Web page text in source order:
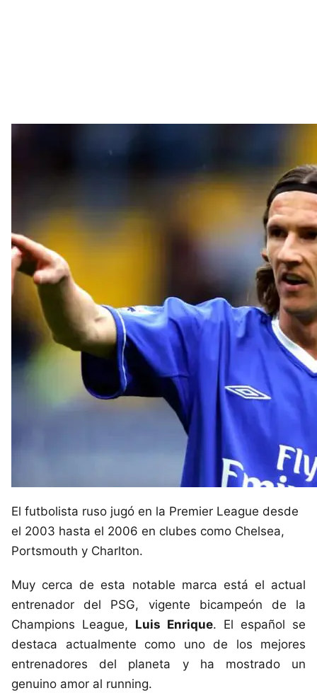
El futbolista ruso jugó en la Premier League desde
el 2003 hasta el 2006 en clubes como Chelsea,
Portsmouth y Charlton.
Muy cerca de esta notable marca está el actual
entrenador del PSG, vigente bicampeón de la
Champions League, Luis Enrique. El español se
destaca actualmente como uno de los mejores
entrenadores del planeta y ha mostrado un
genuino amor al running.